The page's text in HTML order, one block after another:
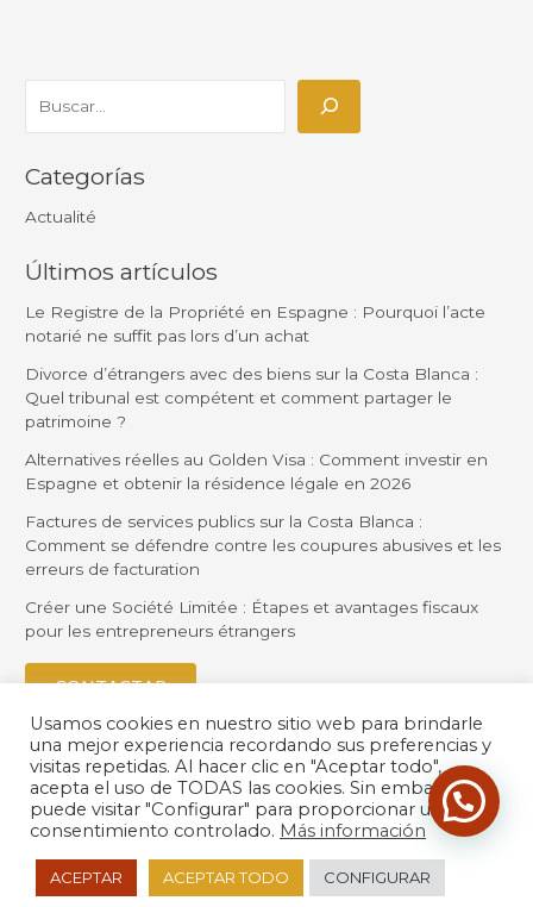
Categorías
Actualité
Últimos artículos
Le Registre de la Propriété en Espagne : Pourquoi l’acte
notarié ne suffit pas lors d’un achat
Divorce d’étrangers avec des biens sur la Costa Blanca :
Quel tribunal est compétent et comment partager le
patrimoine ?
Alternatives réelles au Golden Visa : Comment investir en
Espagne et obtenir la résidence légale en 2026
Factures de services publics sur la Costa Blanca :
Comment se défendre contre les coupures abusives et les
erreurs de facturation
Créer une Société Limitée : Étapes et avantages fiscaux
pour les entrepreneurs étrangers
CONTACTAR
© 2026 Orihuela Solicitors |Política de Privacidad| Desarrollado
por LexdirWeb
Usamos cookies en nuestro sitio web para brindarle
una mejor experiencia recordando sus preferencias y
visitas repetidas. Al hacer clic en "Aceptar todo",
acepta el uso de TODAS las cookies. Sin embargo,
puede visitar "Configurar" para proporcionar un
consentimiento controlado. Más información
ACEPTAR ACEPTAR TODO CONFIGURAR